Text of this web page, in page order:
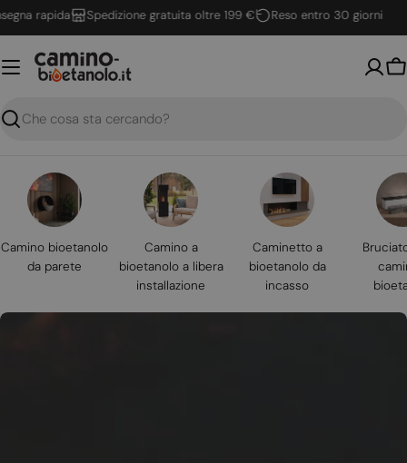
Vai
al
contenuto
rapida Spedizione gratuita oltre 199 € Reso entro 30 giorni
Ricerca
Camino bioetanolo
da parete
Camino a
bioetanolo a libera
installazione
Caminetto a
bioetanolo da
incasso